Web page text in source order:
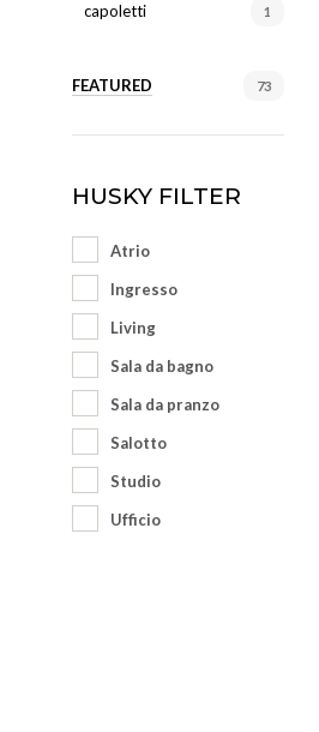
capoletti
1
FEATURED 73
HUSKY FILTER
Atrio
Ingresso
Living
Sala da bagno
Sala da pranzo
Salotto
Studio
Ufficio